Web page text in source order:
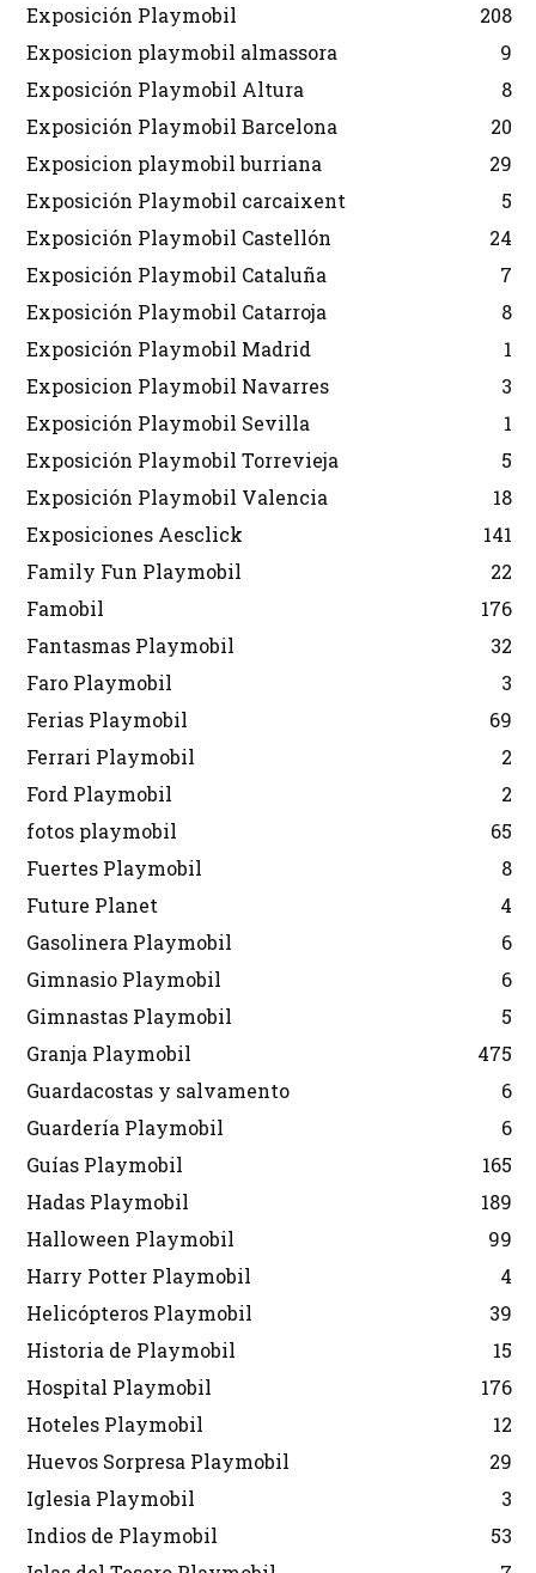
Exposición Playmobil
208
Exposicion playmobil almassora
9
Exposición Playmobil Altura
8
Exposición Playmobil Barcelona
20
Exposicion playmobil burriana
29
Exposición Playmobil carcaixent
5
Exposición Playmobil Castellón
24
Exposición Playmobil Cataluña
7
Exposición Playmobil Catarroja
8
Exposición Playmobil Madrid
1
Exposicion Playmobil Navarres
3
Exposición Playmobil Sevilla
1
Exposición Playmobil Torrevieja
5
Exposición Playmobil Valencia
18
Exposiciones Aesclick
141
Family Fun Playmobil
22
Famobil
176
Fantasmas Playmobil
32
Faro Playmobil
3
Ferias Playmobil
69
Ferrari Playmobil
2
Ford Playmobil
2
fotos playmobil
65
Fuertes Playmobil
8
Future Planet
4
Gasolinera Playmobil
6
Gimnasio Playmobil
6
Gimnastas Playmobil
5
Granja Playmobil
475
Guardacostas y salvamento
6
Guardería Playmobil
6
Guías Playmobil
165
Hadas Playmobil
189
Halloween Playmobil
99
Harry Potter Playmobil
4
Helicópteros Playmobil
39
Historia de Playmobil
15
Hospital Playmobil
176
Hoteles Playmobil
12
Huevos Sorpresa Playmobil
29
Iglesia Playmobil
3
Indios de Playmobil
53